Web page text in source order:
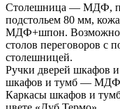
Столешница — МДФ,
подстольем 80 мм,
МДФ+шпон. Возможно
столов переговоров с
столешницей.
Ручки дверей шкафов
шкафов и тумб —
Каркасы шкафов и